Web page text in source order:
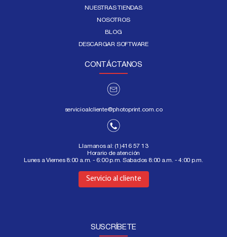
NUESTRAS TIENDAS
NOSOTROS
BLOG
DESCARGAR SOFTWARE
CONTÁCTANOS
servicioalcliente@photoprint.com.co
Llamanos al: (1)416 57 13
Horario de atención
Lunes a Viernes 8:00 a.m. - 6:00 p.m. Sabados 8:00 a.m. - 4:00 p.m.
Servicio al cliente
Aquí
SUSCRÍBETE